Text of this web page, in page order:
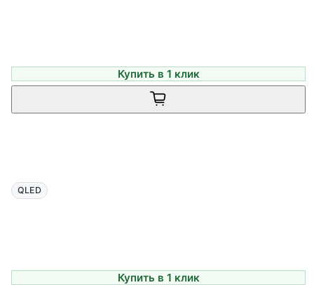
Купить в 1 клик
QLED
Купить в 1 клик